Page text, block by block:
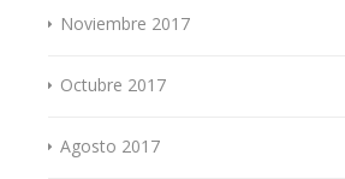
Noviembre 2017
Octubre 2017
Agosto 2017